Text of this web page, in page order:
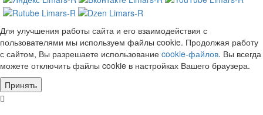
Для улучшения работы сайта и его взаимодействия с
пользователями мы используем файлы cookie. Продолжая работу
с сайтом, Вы разрешаете использование cookie-файлов. Вы всегда
можете отключить файлы cookie в настройках Вашего браузера.
Принять